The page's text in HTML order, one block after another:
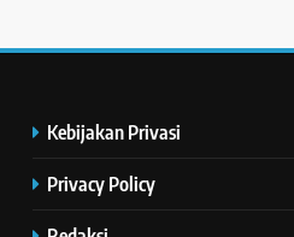
Kebijakan Privasi
Privacy Policy